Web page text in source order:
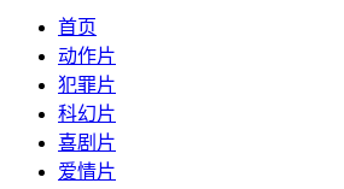
首页
动作片
犯罪片
科幻片
喜剧片
爱情片